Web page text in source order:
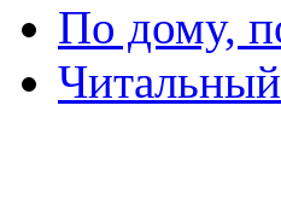
По дому,